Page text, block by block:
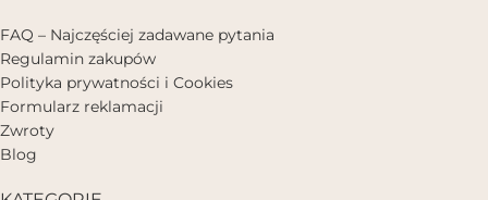
FAQ – Najczęściej zadawane pytania
Regulamin zakupów
Polityka prywatności i Cookies
Formularz reklamacji
Zwroty
Blog